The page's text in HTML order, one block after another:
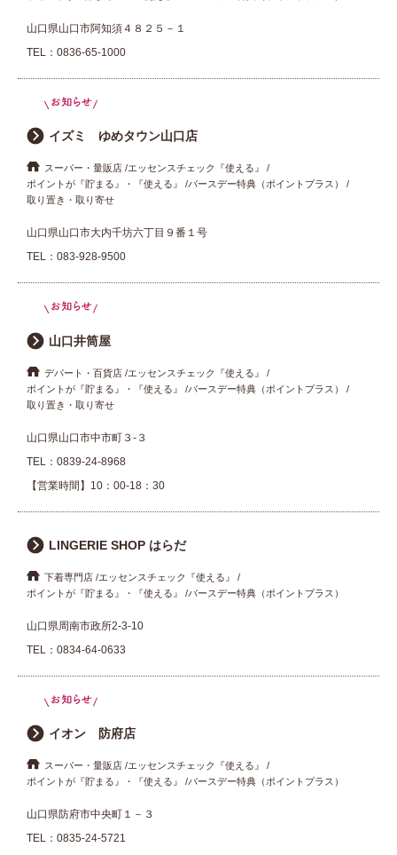
山口県山口市阿知須４８２５－１
TEL： 0836-65-1000
イズミ ゆめタウン山口店
スーパー・量販店 エッセンスチェック『使える』
ポイントが『貯まる』・『使える』
バースデー特典（ポイントプラス）
取り置き・取り寄せ
山口県山口市大内千坊六丁目９番１号
TEL： 083-928-9500
山口井筒屋
デパート・百貨店 エッセンスチェック『使える』
ポイントが『貯まる』・『使える』
バースデー特典（ポイントプラス）
取り置き・取り寄せ
山口県山口市中市町３-３
TEL： 0839-24-8968
【営業時間】10：00-18：30
LINGERIE SHOP はらだ
下着専門店 エッセンスチェック『使える』
ポイントが『貯まる』・『使える』
バースデー特典（ポイントプラス）
山口県周南市政所2-3-10
TEL： 0834-64-0633
イオン 防府店
スーパー・量販店 エッセンスチェック『使える』
ポイントが『貯まる』・『使える』
バースデー特典（ポイントプラス）
山口県防府市中央町１－３
TEL： 0835-24-5721